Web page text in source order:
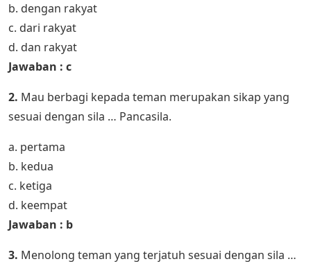
b. dengan rakyat
c. dari rakyat
d. dan rakyat
Jawaban : c
2. Mau berbagi kepada teman merupakan sikap yang
sesuai dengan sila … Pancasila.
a. pertama
b. kedua
c. ketiga
d. keempat
Jawaban : b
3. Menolong teman yang terjatuh sesuai dengan sila …